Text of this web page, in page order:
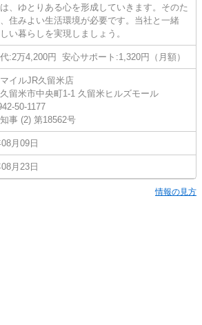
、ゆとりある心を形成していきます。そのた
住みよい生活環境が必要です。当社と一緒
い暮らしを実現しましょう。
:2万4,200円 安心サポート:1,320円（月額）
イルJR久留米店
留米市中央町1-1 久留米ヒルズモール
50-1177
事 (2) 第18562号
月09日
月23日
情報の見方